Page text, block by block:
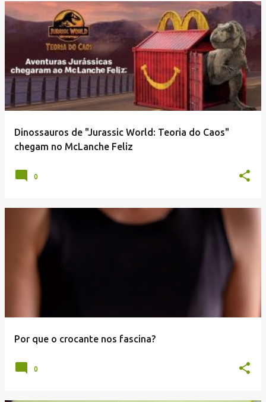
Dinossauros de "Jurassic World: Teoria do Caos"
chegam no McLanche Feliz
0
Por que o crocante nos fascina?
0